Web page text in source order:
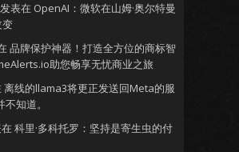
发表在 OpenAI：微软在山姆·奥尔特曼
变
品牌保护神器！打造全方位的商标智
助您畅享无忧商业之旅
离线的llama3将更正发送回Meta的服
知道。
科里·多科托罗：坚持是寄生虫的付